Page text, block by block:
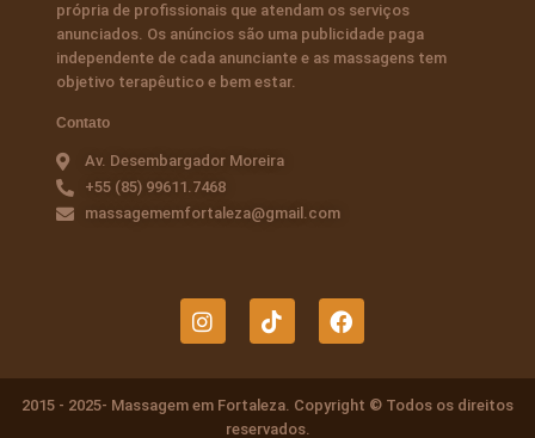
própria de profissionais que atendam os serviços
anunciados. Os anúncios são uma publicidade paga
independente de cada anunciante e as massagens tem
objetivo terapêutico e bem estar.
Contato
Av. Desembargador Moreira
+55 (85) 99611.7468
massagememfortaleza@gmail.com
I
n
t
a
T
i
t
o
k
F
a
e
b
o
2015 - 2025- Massagem em Fortaleza. Copyright © Todos os direitos
reservados.